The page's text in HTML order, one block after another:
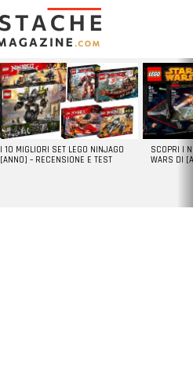
I 10 MIGLIORI SET LEGO NINJAGO
[ANNO] – RECENSIONE E TEST
SCOPRI I
WARS DI